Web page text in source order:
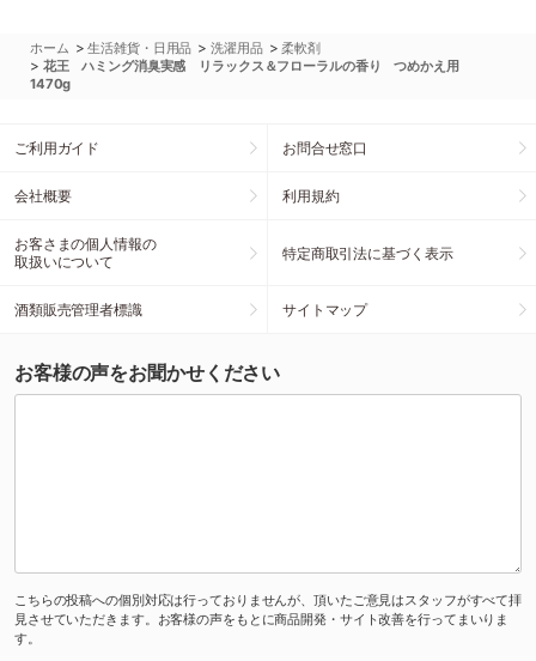
ホーム >生活雑貨・日用品 >洗濯用品 >柔軟剤
> 花王 ハミング消臭実感 リラックス＆フローラルの香り つめかえ用
1470g
ご利用ガイド お問合せ窓口
会社概要 利用規約
お客さまの個人情報の
取扱いについて
特定商取引法に基づく表示
酒類販売管理者標識 サイトマップ
お客様の声をお聞かせください
こちらの投稿への個別対応は行っておりませんが、頂いたご意見はスタッフがすべて拝
見させていただきます。お客様の声をもとに商品開発・サイト改善を行ってまいりま
す。